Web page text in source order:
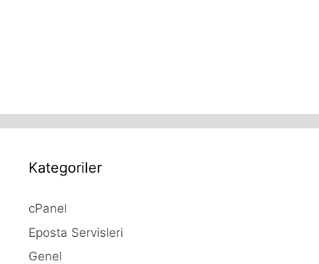
Kategoriler
cPanel
Eposta Servisleri
Genel